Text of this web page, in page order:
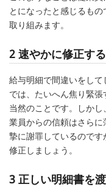
とになったと感じるも
取り組みます。
2 速やかに修正する
給与明細で間違いをし
では、たいへん焦り緊
当然のことです。しか
業員からの信頼はさら
摯に謝罪しているので
修正しましょう。
3 正しい明細書を